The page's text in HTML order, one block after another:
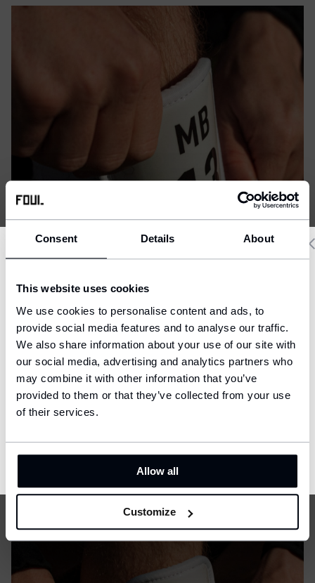
Consent Details About
This website uses cookies
We use cookies to personalise content and ads, to
provide social media features and to analyse our traffic.
We also share information about your use of our site with
our social media, advertising and analytics partners who
may combine it with other information that you’ve
provided to them or that they’ve collected from your use
of their services.
Allow all
Customize
potřebujete.
your location.
United States (USD)
Ship to
English
Language
CONFIRM